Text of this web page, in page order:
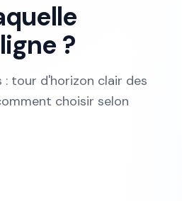
?
: tour d'horizon clair des
choisir selon